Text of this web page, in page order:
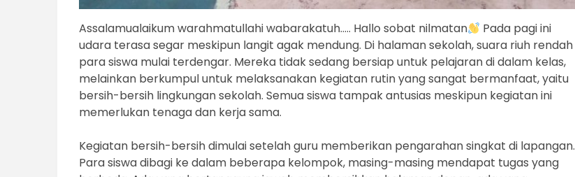
Assalamualaikum warahmatullahi wabarakatuh….. Hallo sobat nilmatan
Pada pagi ini
udara terasa segar meskipun langit agak mendung. Di halaman sekolah, suara riuh rendah
para siswa mulai terdengar. Mereka tidak sedang bersiap untuk pelajaran di dalam kelas,
melainkan berkumpul untuk melaksanakan kegiatan rutin yang sangat bermanfaat, yaitu
bersih-bersih lingkungan sekolah. Semua siswa tampak antusias meskipun kegiatan ini
memerlukan tenaga dan kerja sama.
Kegiatan bersih-bersih dimulai setelah guru memberikan pengarahan singkat di lapangan.
Para siswa dibagi ke dalam beberapa kelompok, masing-masing mendapat tugas yang